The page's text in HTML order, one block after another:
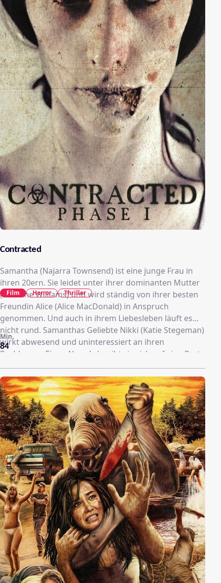
Contracted
Samantha (Najarra Townsend) ist eine junge Frau in
ihren 20ern. Sie leidet unter ihrer dominanten Mutter
(Caroline Williams) und wird ständig von ihrer besten
Freundin Alice (Alice MacDonald) in Anspruch
genommen. Und auch in ihrem Liebesleben läuft es
nicht rund. Samanthas Geliebte Nikki (Katie Stegeman)
wirkt abwesend und uninteressiert an ihren
Problemen. Eines Abends begibt sie sich auf eine Party
und schläft, nachdem sie sich völlig betrunken hat, mit
einem ihr unbekannten Mann. Als sie am nächsten
Morgen aufwacht, fühlt sie sich unwohl und
befürchtet, dass sie sich eine Geschlechtskrankheit
zugezogen hat. Doch ihr Arzt kann zunächst nichts
Ungewöhnliches feststellen. Als ihre Symptome immer
schlimmer werden und sogar ihr Haar auszufallen
beginnt, ist jedoch klar, dass sie sich ihre Schmerzen
nicht einbildet. Doch nicht nur Samanthas Äußeres
verändert sich dramatisch, auch ihrer Familie und
Freunden gegenüber wird sie immer aggressiver, bis
diese sie kaum noch wiedererkennen.
84
Min.
Film Horror Thriller